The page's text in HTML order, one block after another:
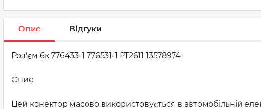
Опис Відгуки
Роз'єм 6к 776433-1 776531-1 PT2611 13578974
Опис
Цей конектор масово використовується в автомобільній